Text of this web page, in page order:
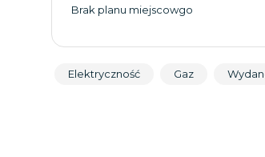
Brak planu miejscowgo
Elektryczność Gaz